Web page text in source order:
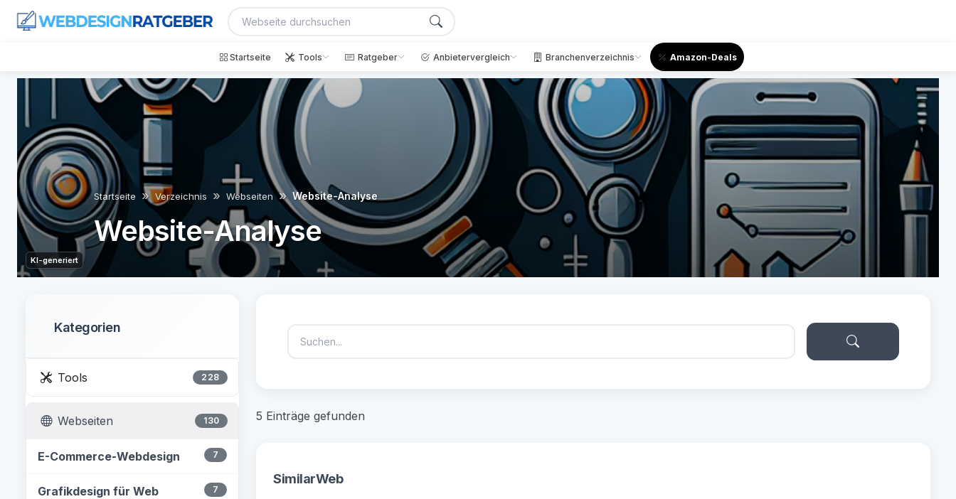
Startseite Tools Ratgeber Anbietervergleich Branchenverzeichnis Amazon-Deals
KI-generiert
Startseite Verzeichnis Webseiten Website-Analyse
Website-Analyse
Kategorien
Tools 228
Webseiten 130
E-Commerce-Webdesign 7
Grafikdesign für Web 7
5 Einträge gefunden
SimilarWeb